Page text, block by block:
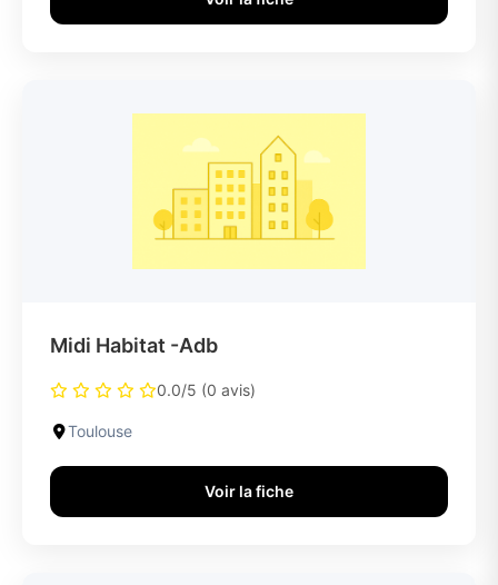
Midi Habitat -Adb
0.0/5 (0 avis)
Toulouse
Voir la fiche